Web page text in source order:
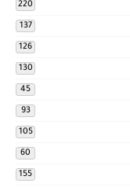
220
137
126
130
45
93
105
60
155